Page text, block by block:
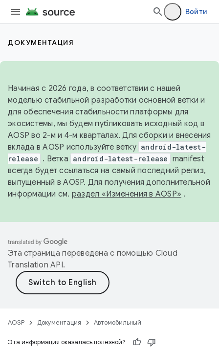
Войти
ДОКУМЕНТАЦИЯ
Начиная с 2026 года, в соответствии с нашей
моделью стабильной разработки основной ветки и
для обеспечения стабильности платформы для
экосистемы, мы будем публиковать исходный код в
AOSP во 2-м и 4-м кварталах. Для сборки и внесения
вклада в AOSP используйте ветку android-latest-
release . Ветка android-latest-release manifest
всегда будет ссылаться на самый последний релиз,
выпущенный в AOSP. Для получения дополнительной
информации см. раздел «Изменения в AOSP» .
Эта страница переведена с помощью Cloud
Translation API.
AOSP Документация Автомобильный
Эта информация оказалась полезной?